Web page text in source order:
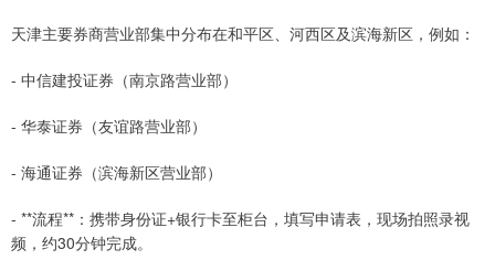
天津主要券商营业部集中分布在和平区、河西区及滨海新区，例如：
- 中信建投证券（南京路营业部）
- 华泰证券（友谊路营业部）
- 海通证券（滨海新区营业部）
- **流程**：携带身份证+银行卡至柜台，填写申请表，现场拍照录视
频，约30分钟完成。